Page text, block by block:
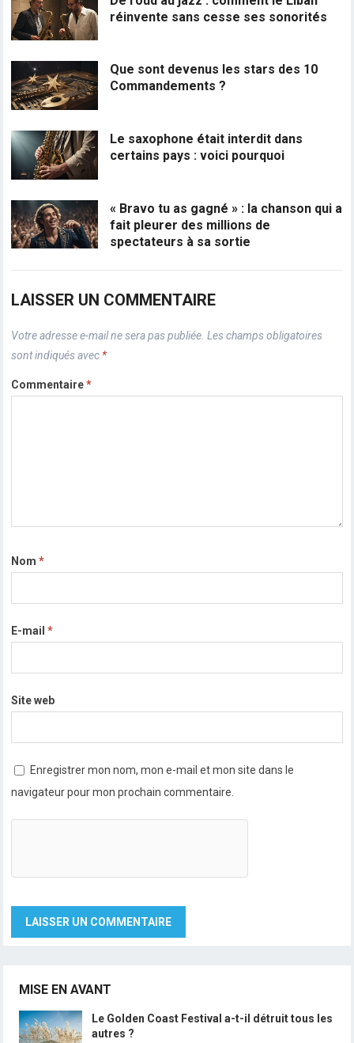
réinvente sans cesse ses sonorités
Que sont devenus les stars des 10
Commandements ?
Le saxophone était interdit dans
certains pays : voici pourquoi
« Bravo tu as gagné » : la chanson qui a
fait pleurer des millions de
spectateurs à sa sortie
LAISSER UN COMMENTAIRE
Votre adresse e-mail ne sera pas publiée. Les champs obligatoires
sont indiqués avec *
Commentaire*
Nom*
E-mail*
Site web
Enregistrer mon nom, mon e-mail et mon site dans le
navigateur pour mon prochain commentaire.
MISE EN AVANT
Le Golden Coast Festival a-t-il détruit tous les
autres ?